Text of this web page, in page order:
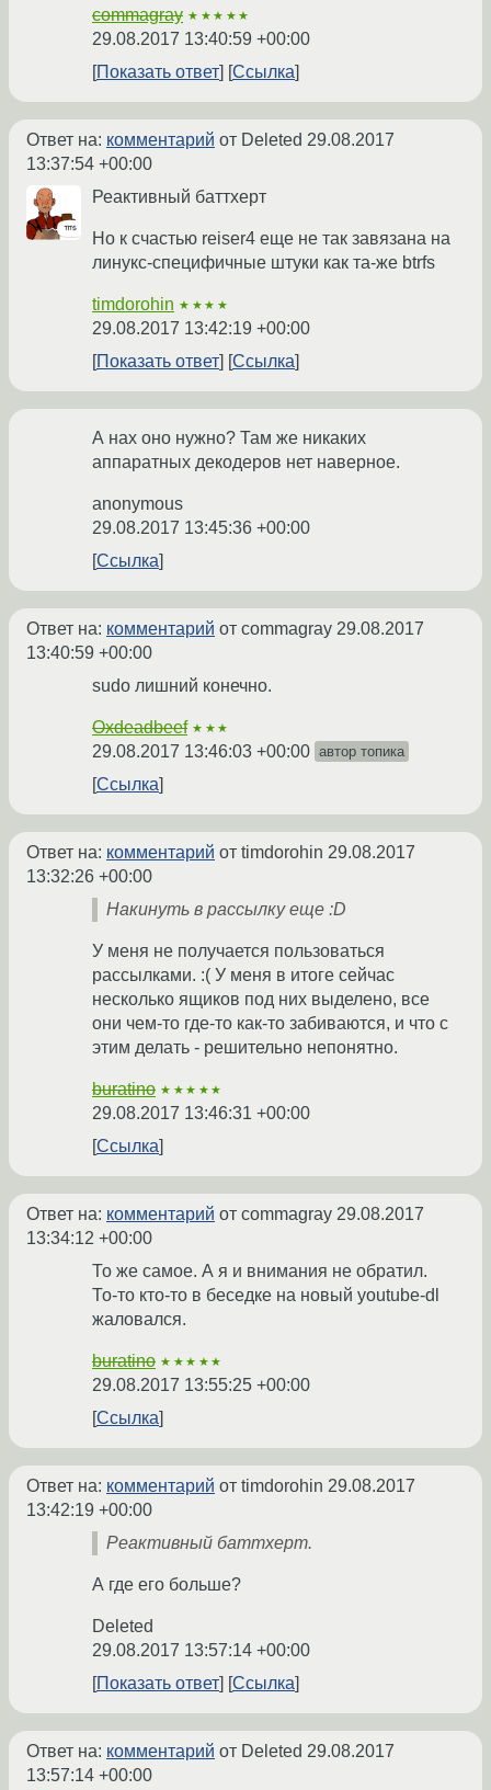
commagray ★★★★★
29.08.2017 13:40:59 +00:00
Показать ответ
Ссылка
Ответ на: комментарий от Deleted 29.08.2017
13:37:54 +00:00
Реактивный баттхерт
Но к счастью reiser4 еще не так завязана на
линукс-специфичные штуки как та-же btrfs
timdorohin ★★★★
29.08.2017 13:42:19 +00:00
Показать ответ
Ссылка
А нах оно нужно? Там же никаких
аппаратных декодеров нет наверное.
anonymous
29.08.2017 13:45:36 +00:00
Ссылка
Ответ на: комментарий от commagray 29.08.2017
13:40:59 +00:00
sudo лишний конечно.
Oxdeadbeef ★★★
29.08.2017 13:46:03 +00:00 автор топика
Ссылка
Ответ на: комментарий от timdorohin 29.08.2017
13:32:26 +00:00
Накинуть в рассылку еще :D
У меня не получается пользоваться
рассылками. :( У меня в итоге сейчас
несколько ящиков под них выделено, все
они чем-то где-то как-то забиваются, и что с
этим делать - решительно непонятно.
buratino ★★★★★
29.08.2017 13:46:31 +00:00
Ссылка
Ответ на: комментарий от commagray 29.08.2017
13:34:12 +00:00
То же самое. А я и внимания не обратил.
То-то кто-то в беседке на новый youtube-dl
жаловался.
buratino ★★★★★
29.08.2017 13:55:25 +00:00
Ссылка
Ответ на: комментарий от timdorohin 29.08.2017
13:42:19 +00:00
Реактивный баттхерт.
А где его больше?
Deleted
29.08.2017 13:57:14 +00:00
Показать ответ
Ссылка
Ответ на: комментарий от Deleted 29.08.2017
13:57:14 +00:00